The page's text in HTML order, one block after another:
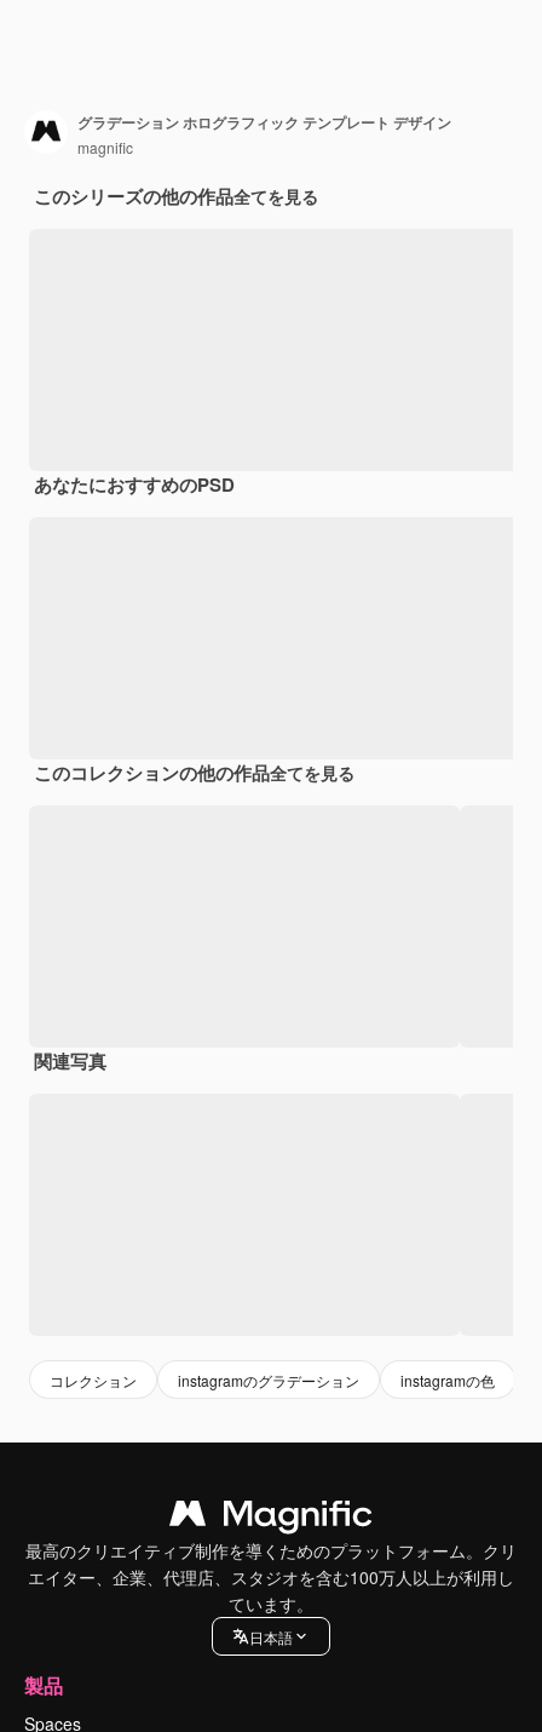
グラデーション ホログラフィック テンプレート デザイン
magnific
このシリーズの他の作品全てを見る
あなたにおすすめのPSD
このコレクションの他の作品全てを見る
関連写真
コレクション instagramのグラデーション instagramの色
最高のクリエイティブ制作を導くためのプラットフォーム。クリ
エイター、企業、代理店、スタジオを含む100万人以上が利用し
ています。
日本語
製品
Spaces